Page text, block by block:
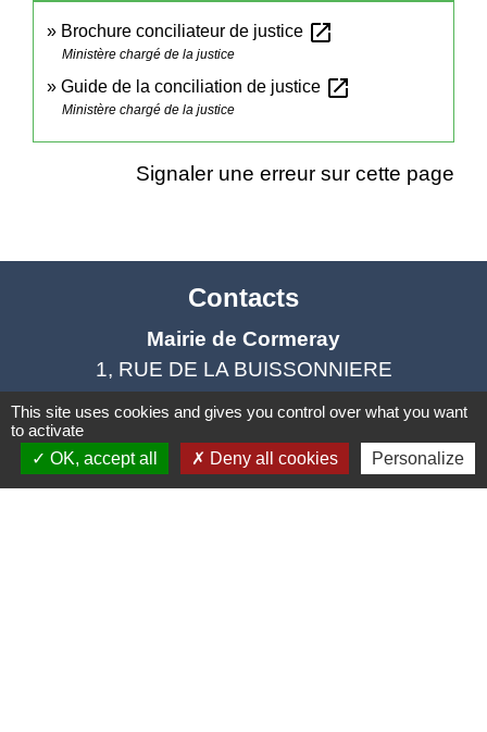
Brochure conciliateur de justice open_in_new
Ministère chargé de la justice
Guide de la conciliation de justice open_in_new
Ministère chargé de la justice
Signaler une erreur sur cette page
Contacts
Mairie de Cormeray
1, RUE DE LA BUISSONNIERE
41120 Cormeray - FRANCE
Contact par formulaire
This site uses cookies and gives you control over what you want
to activate
OK, accept all
Deny all cookies Personalize